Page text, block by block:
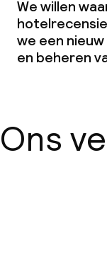
We willen
we een
en beheren
Ons